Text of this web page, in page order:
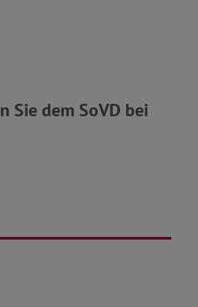
Sie dem SoVD bei